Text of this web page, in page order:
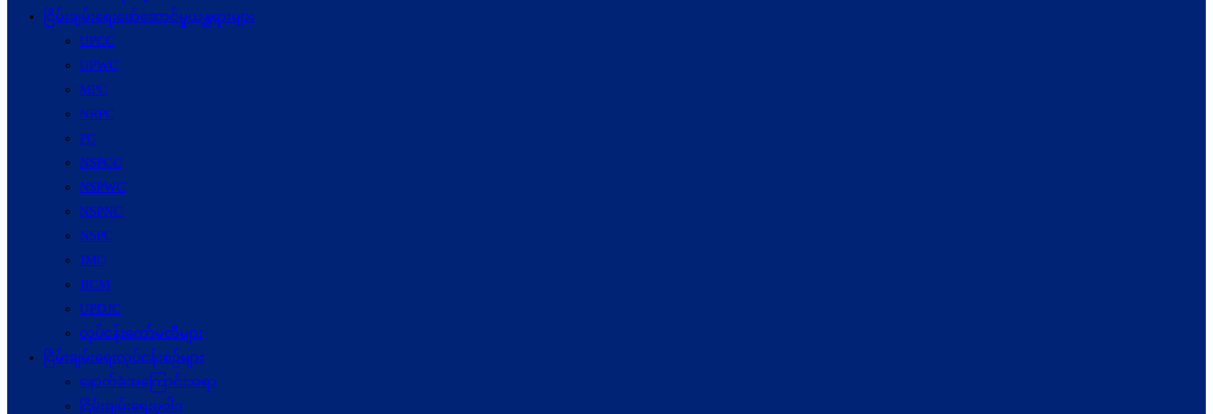
ငြိမ်းချမ်းရေးဖော်‌ဆောင်မှုယန္တရားများ
UPCC
UPWC
MPC
NRPC
PC
NSPCC
NSPWC
NSPNC
NSPC
JMC
JICM
UPDJC
လုပ်ငန်းကော်မတီများ
ငြိမ်းချမ်းရေးလုပ်ငန်းစဉ်များ
နောက်ခံအကြောင်းအရာ
ငြိမ်းချမ်းရေးမူဝါဒ